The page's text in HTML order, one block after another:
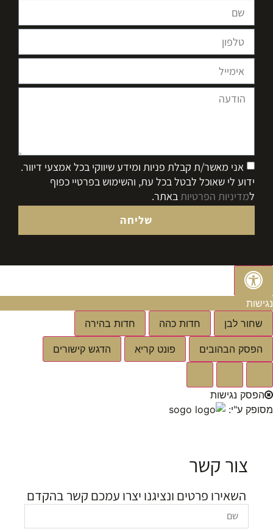
אני מאשר/ת קבלת פניות ומידע שיווקי בכל אמצעי דיוור.
ידוע לי שאוכל לבטל בכל עת, והשימוש בפרטיי כפוף
למדיניות הפרטיות באתר.
שליחה
נגישות
שחור לבן
חדות כהה חדות בהירה
הפסק הבהובים פונט קריא הדגש קישורים
הפסק נגישות
מסופק ע"י:
צור קשר
השאירו פרטים ונציגנו יצרו עמכם קשר בהקדם